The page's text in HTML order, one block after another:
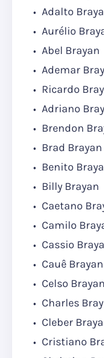
Adalto
Aurélio
Abel Brayan
Ademar
Ricardo
Adriano
Brendon
Brad Brayan
Benito
Billy Brayan
Caetano
Camilo
Cassio
Cauê Brayan
Celso Brayan
Charles
Cleber
Cristiano